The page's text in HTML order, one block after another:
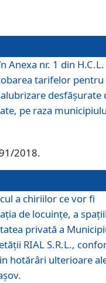
Anexa nr. 1 din H.C.L.
tarifelor pentru
desfăşurate
pe raza
2018.
a chiriilor ce vor fi
de locuinţe, a
privată a
RIAL S.R.L.,
hotărâri ulterioare